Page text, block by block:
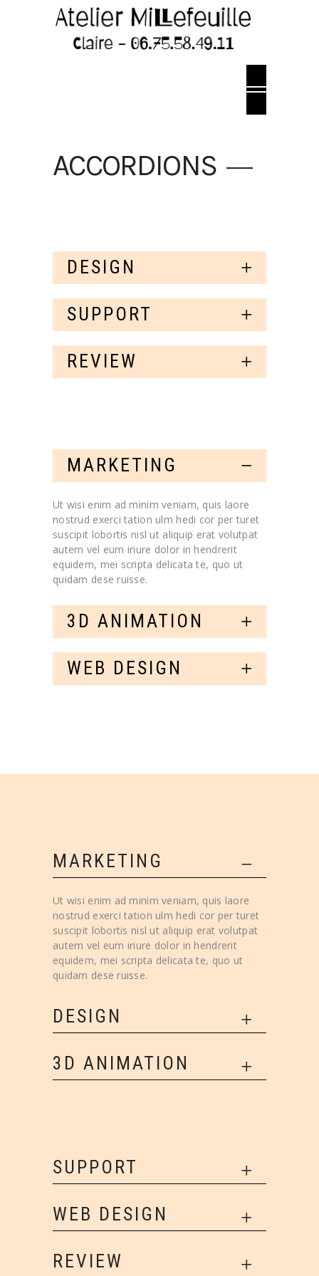
ACCORDIONS
DESIGN
SUPPORT
REVIEW
MARKETING
Ut wisi enim ad minim veniam, quis laore
nostrud exerci tation ulm hedi cor per turet
suscipit lobortis nisl ut aliquip erat volutpat
autem vel eum iriure dolor in hendrerit
equidem, mei scripta delicata te, quo ut
quidam dese ruisse.
3D ANIMATION
WEB DESIGN
MARKETING
Ut wisi enim ad minim veniam, quis laore
nostrud exerci tation ulm hedi cor per turet
suscipit lobortis nisl ut aliquip erat volutpat
autem vel eum iriure dolor in hendrerit
equidem, mei scripta delicata te, quo ut
quidam dese ruisse.
DESIGN
3D ANIMATION
SUPPORT
WEB DESIGN
REVIEW